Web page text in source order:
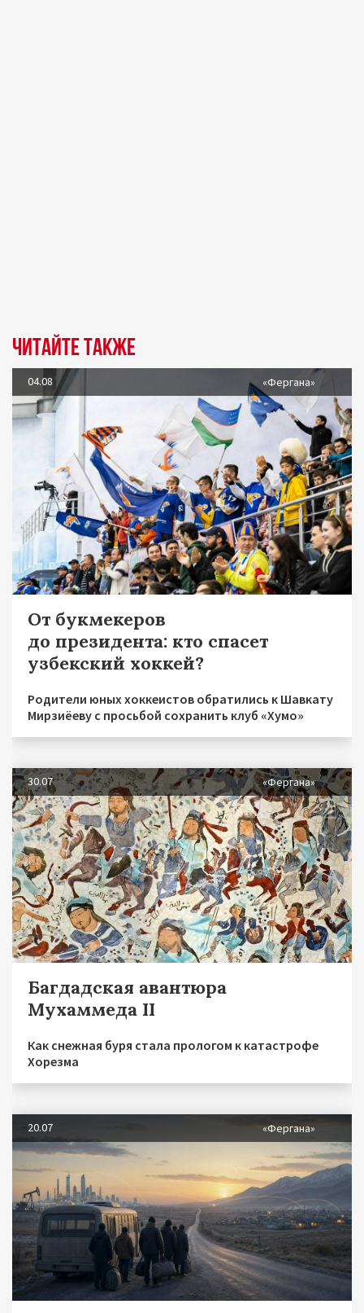
Читайте также
04.08 «Фергана»
От букмекеров
до президента: кто спасет
узбекский хоккей?
Родители юных хоккеистов обратились к Шавкату
Мирзиёеву с просьбой сохранить клуб «Хумо»
30.07 «Фергана»
Багдадская авантюра
Мухаммеда II
Как снежная буря стала прологом к катастрофе
Хорезма
20.07 «Фергана»